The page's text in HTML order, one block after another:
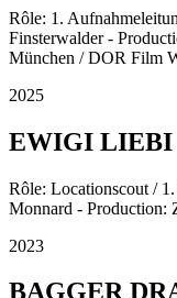
Rôle: 1.
Finsterwalder -
München / DOR Film
2025
EWIGI LIEBI
Rôle: Locationscout /
Monnard - Production:
2023
BAGGER